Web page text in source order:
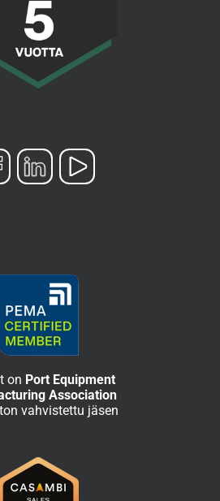
on Port Equipment
Association
vahvistettu jäsen